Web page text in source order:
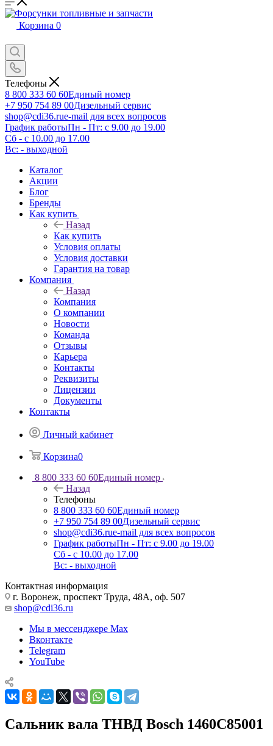
Корзина 0
Телефоны
8 800 333 60 60Единый номер
+7 950 754 89 00Дизельный сервис
shop@cdi36.rue-mail для всех вопросов
График работыПн - Пт: с 9.00 до 19.00
Сб - с 10.00 до 17.00
Вс: - выходной
Каталог
Акции
Блог
Бренды
Как купить
Назад
Как купить
Условия оплаты
Условия доставки
Гарантия на товар
Компания
Назад
Компания
О компании
Новости
Команда
Отзывы
Карьера
Контакты
Реквизиты
Лицензии
Документы
Контакты
Личный кабинет
Корзина0
8 800 333 60 60Единый номер
Назад
Телефоны
8 800 333 60 60Единый номер
+7 950 754 89 00Дизельный сервис
shop@cdi36.rue-mail для всех вопросов
График работыПн - Пт: с 9.00 до 19.00
Сб - с 10.00 до 17.00
Вс: - выходной
Контактная информация
г. Воронеж, проспект Труда, 48А, оф. 507
shop@cdi36.ru
Мы в мессенджере Max
Вконтакте
Telegram
YouTube
Сальник вала ТНВД Bosch 1460C85001